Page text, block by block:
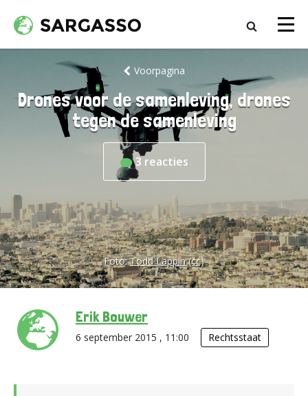
Voorpagina
Drones voor de samenleving, drones
tegen de samenleving
3 reacties
Foto:Todd Lappin (cc)
Erik Bouwer
6 september 2015 , 11:00 Rechtsstaat